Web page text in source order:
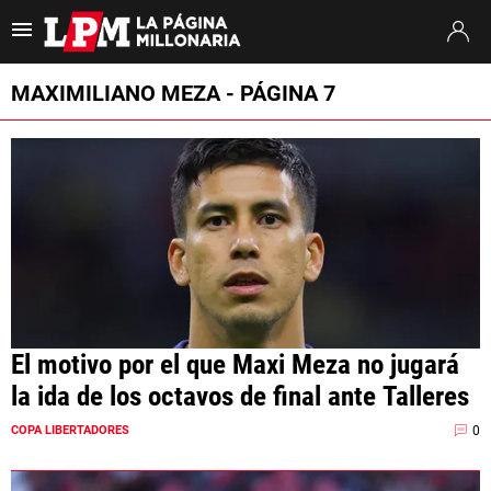
Es tendencia: Coudet River Tigre Puntajes River Tigre
ULTIMAS NOTICIAS
TORNEO CLAUSURA
FIXTURE
MAXIMILIANO MEZA - PÁGINA 7
El motivo por el que Maxi Meza no jugará
la ida de los octavos de final ante Talleres
COPA LIBERTADORES 0